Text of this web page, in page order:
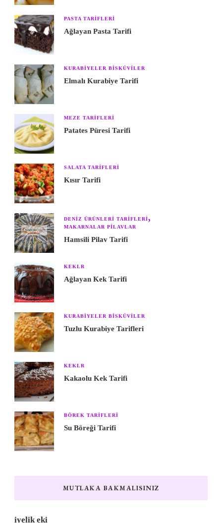
PASTA TARIFLERI
Ağlayan Pasta Tarifi
KURABIYELER BISKÜVILER
Elmalı Kurabiye Tarifi
MEZE TARIFLERI
Patates Püresi Tarifi
SALATA TARIFLERI
Kısır Tarifi
DENIZ ÜRÜNLERI TARIFLERI
MAKARNALAR PILAVLAR
Hamsili Pilav Tarifi
KEKLR
Ağlayan Kek Tarifi
KURABIYELER BISKÜVILER
Tuzlu Kurabiye Tarifleri
KEKLR
Kakaolu Kek Tarifi
BÖREK TARIFLERI
Su Böreği Tarifi
MUTLAKA BAKMALISINIZ
iyelik eki